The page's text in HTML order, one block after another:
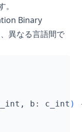
Binary
異なる言語間で
b: c_int )